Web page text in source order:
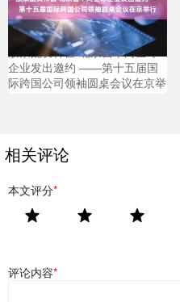
股票配资神器 北京昌平向全球
企业发出邀约 ——第十五届国
际跨国公司领袖圆桌会议在京举
相关评论
本文评分*
评论内容*